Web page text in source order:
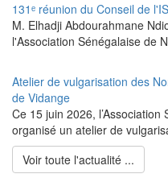
131ᵉ réunion du Conseil de
M. Elhadji Abdourahmane
l'Association Sénégalaise de
Atelier de vulgarisation des
de Vidange
Ce 15 juin 2026,
organisé un atelier de
Voir toute l'actualité ...